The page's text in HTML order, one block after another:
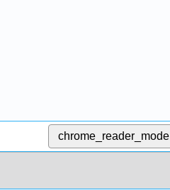
chrome_reader_mode